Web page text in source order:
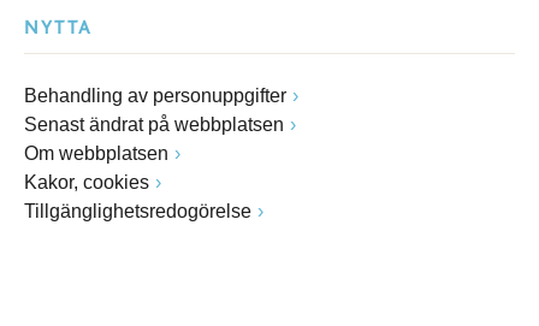
NYTTA
Behandling av personuppgifter
Senast ändrat på webbplatsen
Om webbplatsen
Kakor, cookies
Tillgänglighetsredogörelse